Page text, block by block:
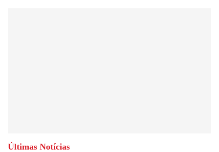
Últimas Notícias